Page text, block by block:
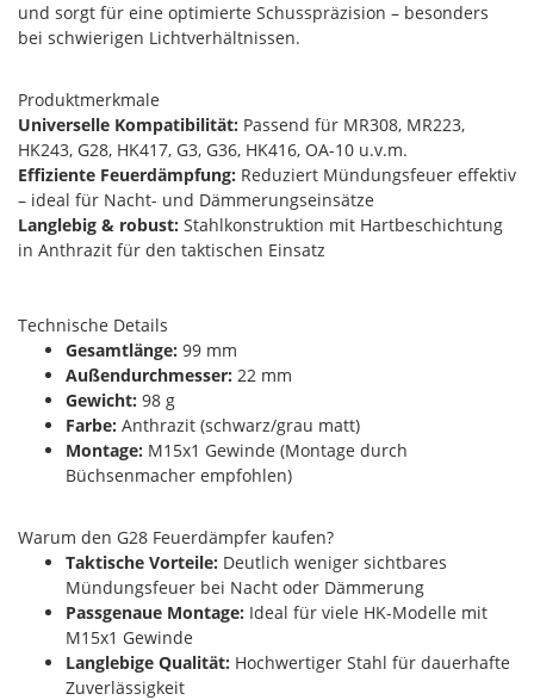
und sorgt für eine optimierte Schusspräzision – besonders
bei schwierigen Lichtverhältnissen.
Produktmerkmale
Universelle Kompatibilität: Passend für MR308, MR223,
HK243, G28, HK417, G3, G36, HK416, OA-10 u.v.m.
Effiziente Feuerdämpfung: Reduziert Mündungsfeuer effektiv
– ideal für Nacht- und Dämmerungseinsätze
Langlebig & robust: Stahlkonstruktion mit Hartbeschichtung
in Anthrazit für den taktischen Einsatz
Technische Details
Gesamtlänge: 99 mm
Außendurchmesser: 22 mm
Gewicht: 98 g
Farbe: Anthrazit (schwarz/grau matt)
Montage: M15x1 Gewinde (Montage durch
Büchsenmacher empfohlen)
Warum den G28 Feuerdämpfer kaufen?
Taktische Vorteile: Deutlich weniger sichtbares
Mündungsfeuer bei Nacht oder Dämmerung
Passgenaue Montage: Ideal für viele HK-Modelle mit
M15x1 Gewinde
Langlebige Qualität: Hochwertiger Stahl für dauerhafte
Zuverlässigkeit